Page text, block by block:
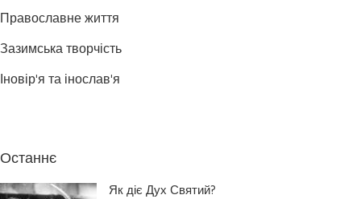
Православне життя
Зазимська творчість
Іновір'я та інослав'я
Останнє
Як діє Дух Святий?